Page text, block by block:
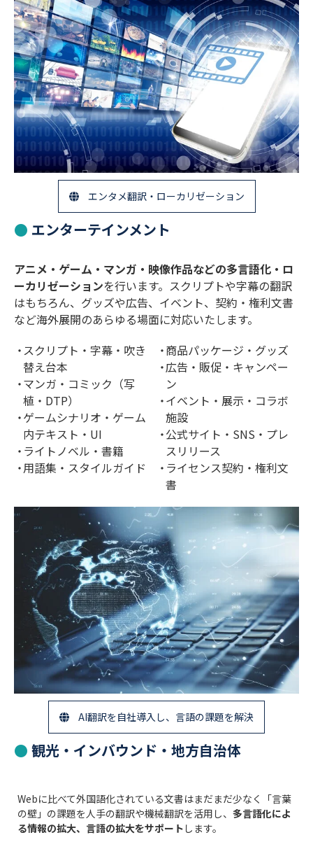
エンタメ翻訳・ローカリゼーション
エンターテインメント
アニメ・ゲーム・マンガ・映像作品などの多言語化・ロ
ーカリゼーションを行います。スクリプトや字幕の翻訳
はもちろん、グッズや広告、イベント、契約・権利文書
など海外展開のあらゆる場面に対応いたします。
スクリプト・字幕・吹き
替え台本
マンガ・コミック（写
植・DTP）
ゲームシナリオ・ゲーム
内テキスト・UI
ライトノベル・書籍
用語集・スタイルガイド
商品パッケージ・グッズ
広告・販促・キャンペー
ン
イベント・展示・コラボ
施設
公式サイト・SNS・プレ
スリリース
ライセンス契約・権利文
書
AI翻訳を自社導入し、言語の課題を解決
観光・インバウンド・地方自治体
Webに比べて外国語化されている文書はまだまだ少なく「言葉
の壁」の課題を人手の翻訳や機械翻訳を活用し、 多言語化によ
る情報の拡大、言語の拡大をサポート します。